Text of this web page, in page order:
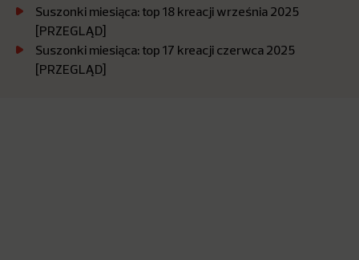
Suszonki miesiąca: top 18 kreacji września 2025
[PRZEGLĄD]
Suszonki miesiąca: top 17 kreacji czerwca 2025
[PRZEGLĄD]